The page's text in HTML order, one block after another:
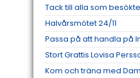
Tack till alla som
Halvårsmötet 24/11
Passa på att handla på
Stort Grattis Lovisa
Kom och träna med